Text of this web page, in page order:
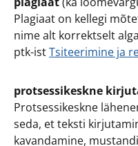
Plagiaat on kellegi
nime alt korrektselt
ptk-istTsiteerimine ja
protsessikeskne
Protsessikeskne
seda, et teksti
kavandamine,